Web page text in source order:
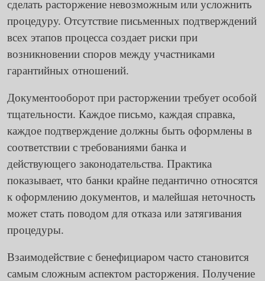
сделать расторжение невозможным или усложнить
процедуру. Отсутствие письменных подтверждений
всех этапов процесса создает риски при
возникновении споров между участниками
гарантийных отношений.
Документооборот при расторжении требует особой
тщательности. Каждое письмо, каждая справка,
каждое подтверждение должны быть оформлены в
соответствии с требованиями банка и
действующего законодательства. Практика
показывает, что банки крайне педантично относятся
к оформлению документов, и малейшая неточность
может стать поводом для отказа или затягивания
процедуры.
Взаимодействие с бенефициаром часто становится
самым сложным аспектом расторжения. Получение